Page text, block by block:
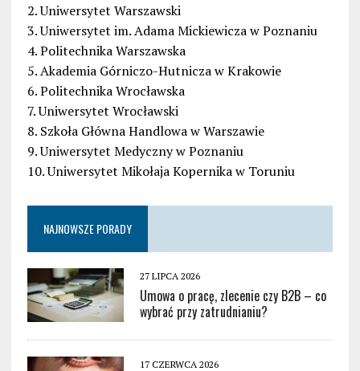
2. Uniwersytet Warszawski
3. Uniwersytet im. Adama Mickiewicza w Poznaniu
4. Politechnika Warszawska
5. Akademia Górniczo-Hutnicza w Krakowie
6. Politechnika Wrocławska
7. Uniwersytet Wrocławski
8. Szkoła Główna Handlowa w Warszawie
9. Uniwersytet Medyczny w Poznaniu
10. Uniwersytet Mikołaja Kopernika w Toruniu
NAJNOWSZE PORADY
27 LIPCA 2026
Umowa o pracę, zlecenie czy B2B – co
wybrać przy zatrudnianiu?
17 CZERWCA 2026